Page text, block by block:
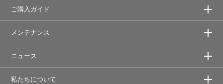
ご購入ガイド
メンテナンス
ニュース
私たちについて